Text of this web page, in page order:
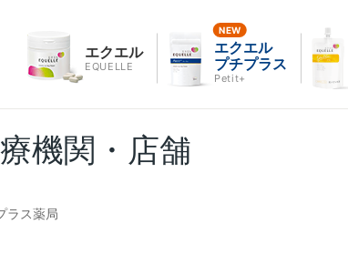
エクエル
EQUELLE
エクエル
プチプラス
Petit+
機関・店舗
ラス薬局